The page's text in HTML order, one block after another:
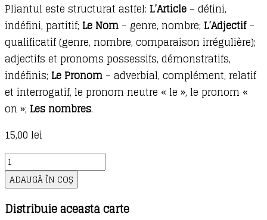
Pliantul este structurat astfel: L’Article – défini,
indéfini, partitif; Le Nom – genre, nombre; L’Adjectif–
qualificatif (genre, nombre, comparaison irrégulière);
adjectifs et pronoms possessifs, démonstratifs,
indéfinis; Le Pronom – adverbial, complément, relatif
et interrogatif, le pronom neutre « le », le pronom «
on »; Les nombres.
15,00 lei
Cantitate
Pliant
Grammaire
Française
ADAUGĂ ÎN COȘ
Distribuie această carte